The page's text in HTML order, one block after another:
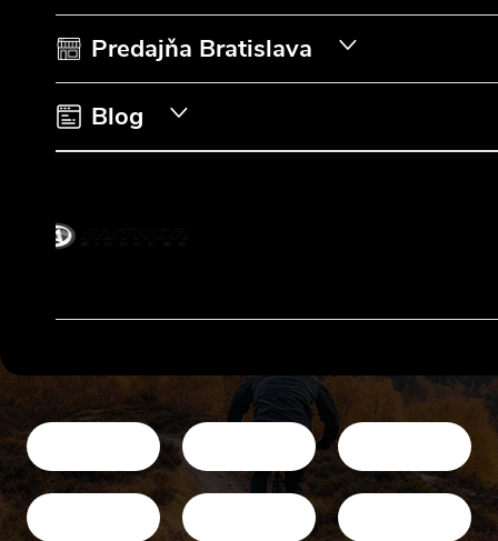
Predajňa Bratislava
Blog